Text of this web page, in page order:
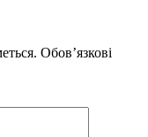
Обов’язкові